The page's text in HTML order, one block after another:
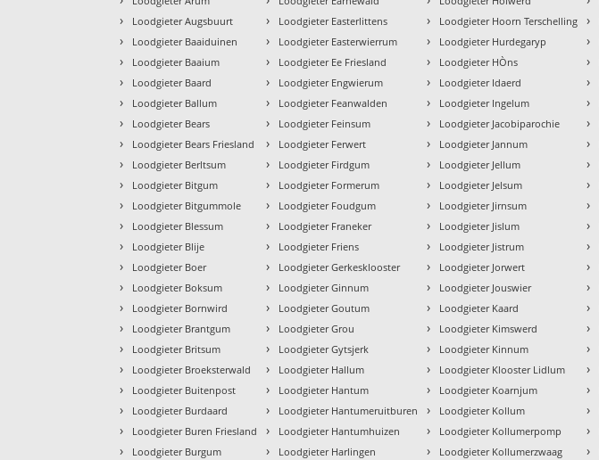
› Loodgieter Augsbuurt
› Loodgieter Baaiduinen
› Loodgieter Baaium
› Loodgieter Baard
› Loodgieter Ballum
› Loodgieter Bears
› Loodgieter Bears Friesland
› Loodgieter Berltsum
› Loodgieter Bitgum
› Loodgieter Bitgummole
› Loodgieter Blessum
› Loodgieter Blije
› Loodgieter Boer
› Loodgieter Boksum
› Loodgieter Bornwird
› Loodgieter Brantgum
› Loodgieter Britsum
› Loodgieter Broeksterwald
› Loodgieter Buitenpost
› Loodgieter Burdaard
› Loodgieter Buren Friesland
› Loodgieter Burgum
› Loodgieter Easterlittens
› Loodgieter Easterwierrum
› Loodgieter Ee Friesland
› Loodgieter Engwierum
› Loodgieter Feanwalden
› Loodgieter Feinsum
› Loodgieter Ferwert
› Loodgieter Firdgum
› Loodgieter Formerum
› Loodgieter Foudgum
› Loodgieter Franeker
› Loodgieter Friens
› Loodgieter Gerkesklooster
› Loodgieter Ginnum
› Loodgieter Goutum
› Loodgieter Grou
› Loodgieter Gytsjerk
› Loodgieter Hallum
› Loodgieter Hantum
› Loodgieter Hantumeruitburen
› Loodgieter Hantumhuizen
› Loodgieter Harlingen
› Loodgieter Hoorn Terschelling
› Loodgieter Hurdegaryp
› Loodgieter HÒns
› Loodgieter Idaerd
› Loodgieter Ingelum
› Loodgieter Jacobiparochie
› Loodgieter Jannum
› Loodgieter Jellum
› Loodgieter Jelsum
› Loodgieter Jirnsum
› Loodgieter Jislum
› Loodgieter Jistrum
› Loodgieter Jorwert
› Loodgieter Jouswier
› Loodgieter Kaard
› Loodgieter Kimswerd
› Loodgieter Kinnum
› Loodgieter Klooster Lidlum
› Loodgieter Koarnjum
› Loodgieter Kollum
› Loodgieter Kollumerpomp
› Loodgieter Kollumerzwaag
›
›
›
›
›
›
›
›
›
›
›
›
›
›
›
›
›
›
›
›
›
›